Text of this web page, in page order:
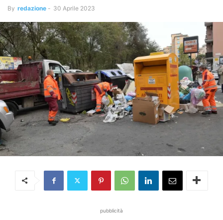
By redazione - 30 Aprile 2023
pubblicità